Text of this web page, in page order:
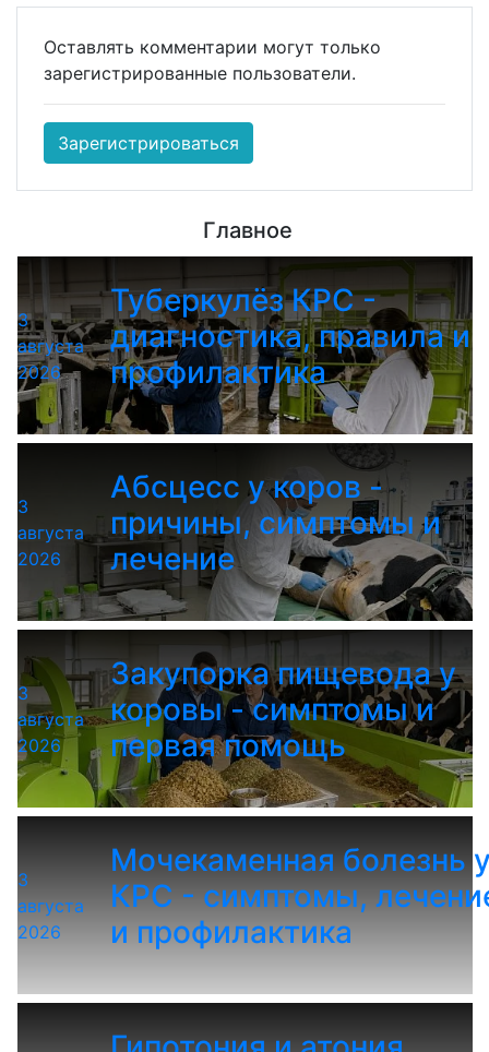
Оставлять комментарии могут только
зарегистрированные пользователи.
Зарегистрироваться
Главное
3
августа
2026
Туберкулёз КРС -
диагностика, правила и
профилактика
3
августа
2026
Абсцесс у коров -
причины, симптомы и
лечение
3
августа
2026
Закупорка пищевода у
коровы - симптомы и
первая помощь
3
августа
2026
Мочекаменная болезнь
КРС - симптомы,
и профилактика